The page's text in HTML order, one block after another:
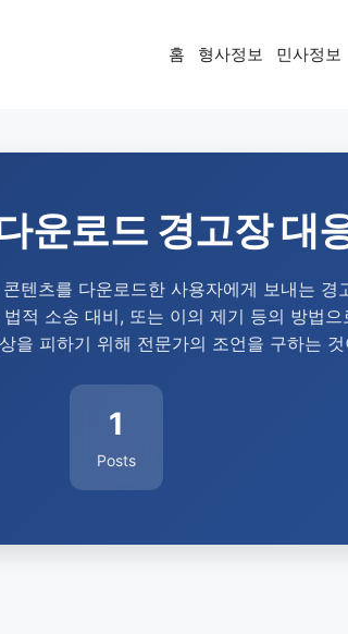
홈 형사정보 민사정보
운로드 경고장 대
텐츠를 다운로드한 사용자에게 보내는
적 소송 대비, 또는 이의 제기 등의 방법
을 피하기 위해 전문가의 조언을 구하는
1
Posts